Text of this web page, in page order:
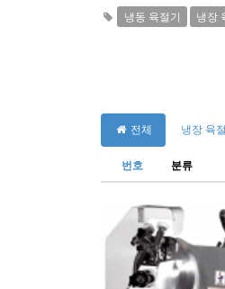
냉동 육절기 냉장
전체 냉장 육
번호 분류